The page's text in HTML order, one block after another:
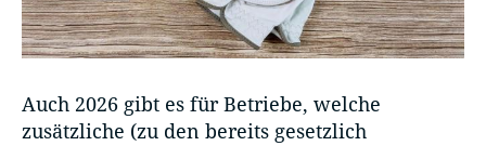
Auch 2026 gibt es für Betriebe, welche
zusätzliche (zu den bereits gesetzlich